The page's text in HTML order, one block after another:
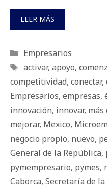
LEER MÁS
Categorías
Empresarios
Etiquetas
activar, apoyo,
competitividad, conectar,
Empresarios, empresas,
innovación, innovar, más
mejorar, Mexico,
negocio propio, nuevo,
General de la República,
pymempresario, pymes,
Caborca, Secretaría de